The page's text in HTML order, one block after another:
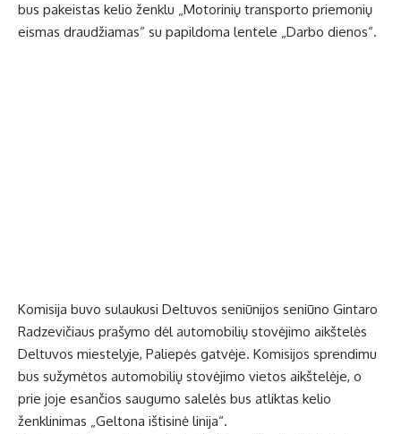
bus pakeistas kelio ženklu „Motorinių transporto priemonių
eismas draudžiamas“ su papildoma lentele „Darbo dienos“.
Komisija buvo sulaukusi Deltuvos seniūnijos seniūno Gintaro
Radzevičiaus prašymo dėl automobilių stovėjimo aikštelės
Deltuvos miestelyje, Paliepės gatvėje. Komisijos sprendimu
bus sužymėtos automobilių stovėjimo vietos aikštelėje, o
prie joje esančios saugumo salelės bus atliktas kelio
ženklinimas „Geltona ištisinė linija“.